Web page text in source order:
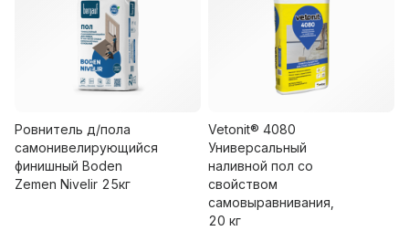
Ровнитель д/пола
самонивелирующийся
финишный Boden
Zemen Nivelir 25кг
Vetonit® 4080
Универсальный
наливной пол со
свойством
самовыравнивания,
20 кг